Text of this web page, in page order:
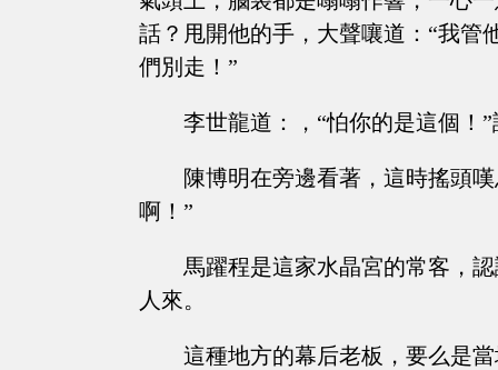
話？甩開他的手，大聲嚷道：“我管
們別走！”
李世龍道：，“怕你的是這個！
陳博明在旁邊看著，這時搖頭
啊！”
馬躍程是這家水晶宮的常客，
人來。
這種地方的幕后老板，要么是